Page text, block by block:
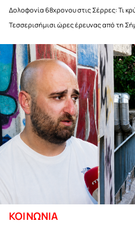
Δολοφονία 68χρονου στις Σέρρες: Τι
Τεσσερισήμισι ώρες έρευνας από τη
ΚΟΙΝΩΝΙΑ